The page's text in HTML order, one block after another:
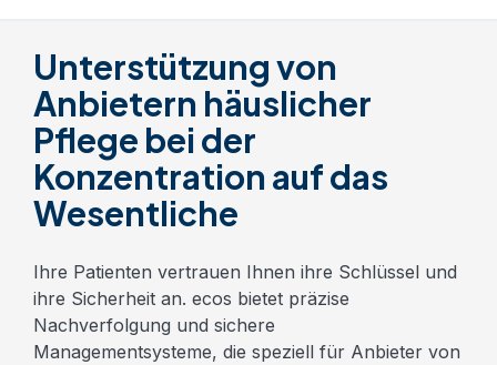
Unterstützung von
Anbietern häuslicher
Pflege bei der
Konzentration auf das
Wesentliche
Ihre Patienten vertrauen Ihnen ihre Schlüssel und
ihre Sicherheit an. ecos bietet präzise
Nachverfolgung und sichere
Managementsysteme, die speziell für Anbieter von